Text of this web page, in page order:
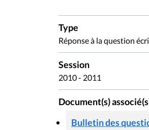
Type
Réponse à la question
Session
2010 - 2011
Document(s)
Bulletin des